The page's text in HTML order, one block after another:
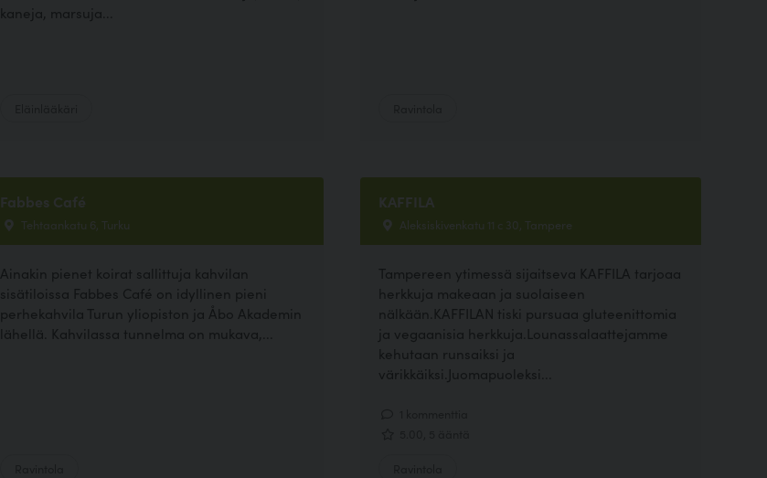
kaneja, marsuja...
Fabbes Café
Tehtaankatu 6, Turku
Ainakin pienet koirat sallittuja kahvilan
sisätiloissa Fabbes Café on idyllinen pieni
perhekahvila Turun yliopiston ja Åbo Akademin
lähellä. Kahvilassa tunnelma on mukava,...
KAFFILA
Aleksiskivenkatu 11 c 30, Tampere
Tampereen ytimessä sijaitseva KAFFILA tarjoaa
herkkuja makeaan ja suolaiseen
nälkään.KAFFILAN tiski pursuaa gluteenittomia
ja vegaanisia herkkuja.Lounassalaattejamme
kehutaan runsaiksi ja
värikkäiksi.Juomapuoleksi...